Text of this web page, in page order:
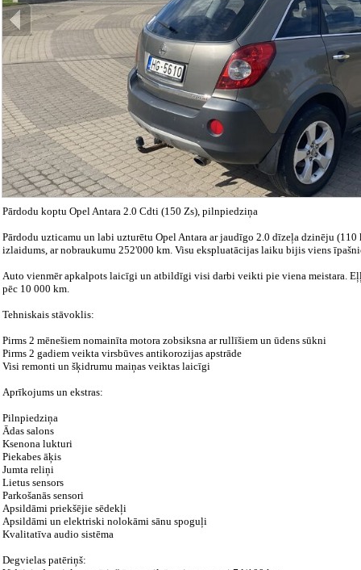
Pārdodu koptu Opel Antara 2.0 Cdti (150 Zs), pilnpiedziņa
Pārdodu uzticamu un labi uzturētu Opel Antara ar jaudīgo 2.0 dīzeļa dzinēju
izlaidums, ar nobraukumu 252'000 km. Visu ekspluatācijas laiku bijis viens
Auto vienmēr apkalpots laicīgi un atbildīgi visi darbi veikti pie viena meistara.
pēc 10 000 km.
Tehniskais stāvoklis:
Pirms 2 mēnešiem nomainīta motora zobsiksna ar rullīšiem un ūdens sūkni
Pirms 2 gadiem veikta virsbūves antikorozijas apstrāde
Visi remonti un šķidrumu maiņas veiktas laicīgi
Aprīkojums un ekstras:
Pilnpiedziņa
Ādas salons
Ksenona lukturi
Piekabes āķis
Jumta reliņi
Lietus sensors
Parkošanās sensori
Apsildāmi priekšējie sēdekļi
Apsildāmi un elektriski nolokāmi sānu spoguļi
Kvalitatīva audio sistēma
Degvielas patēriņš: